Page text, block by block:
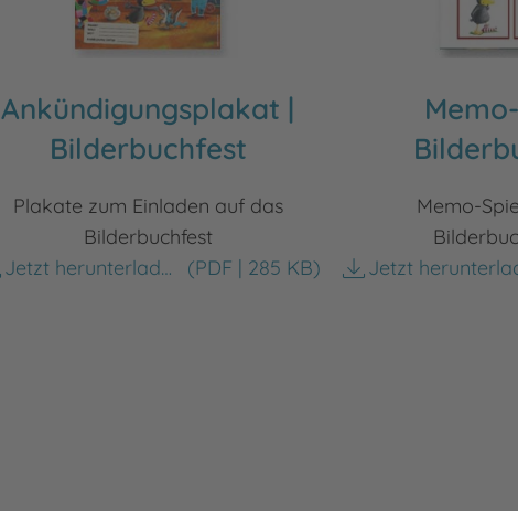
Ankündigungsplakat |
Bilderbuchfest
Plakate zum Einladen auf das
Bilderbuchfest
Jetzt herunterladen
(PDF | 285 KB)
Memo-